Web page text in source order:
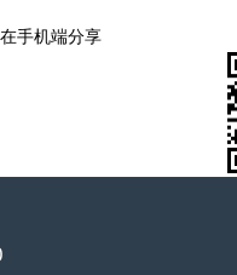
手机端分享